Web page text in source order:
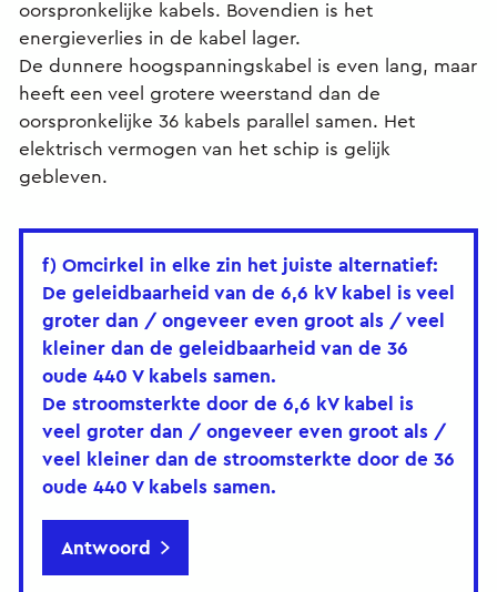
oorspronkelijke kabels. Bovendien is het
energieverlies in de kabel lager.
De dunnere hoogspanningskabel is even lang, maar
heeft een veel grotere weerstand dan de
oorspronkelijke 36 kabels parallel samen. Het
elektrisch vermogen van het schip is gelijk
gebleven.
f) Omcirkel in elke zin het juiste alternatief:
De geleidbaarheid van de 6,6 kV kabel is veel
groter dan / ongeveer even groot als / veel
kleiner dan de geleidbaarheid van de 36
oude 440 V kabels samen.
De stroomsterkte door de 6,6 kV kabel is
veel groter dan / ongeveer even groot als /
veel kleiner dan de stroomsterkte door de 36
oude 440 V kabels samen.
Antwoord